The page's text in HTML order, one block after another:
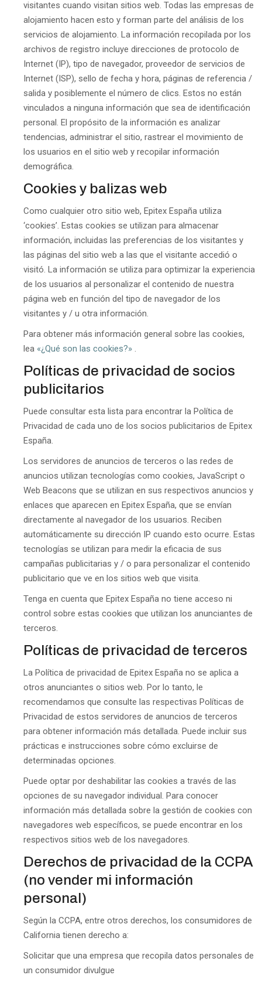
visitantes cuando visitan sitios web. Todas las empresas de
alojamiento hacen esto y forman parte del análisis de los
servicios de alojamiento. La información recopilada por los
archivos de registro incluye direcciones de protocolo de
Internet (IP), tipo de navegador, proveedor de servicios de
Internet (ISP), sello de fecha y hora, páginas de referencia /
salida y posiblemente el número de clics. Estos no están
vinculados a ninguna información que sea de identificación
personal. El propósito de la información es analizar
tendencias, administrar el sitio, rastrear el movimiento de
los usuarios en el sitio web y recopilar información
demográfica.
Cookies y balizas web
Como cualquier otro sitio web, Epitex España utiliza
‘cookies’. Estas cookies se utilizan para almacenar
información, incluidas las preferencias de los visitantes y
las páginas del sitio web a las que el visitante accedió o
visitó. La información se utiliza para optimizar la experiencia
de los usuarios al personalizar el contenido de nuestra
página web en función del tipo de navegador de los
visitantes y / u otra información.
Para obtener más información general sobre las cookies,
lea «¿Qué son las cookies?» .
Políticas de privacidad de socios
publicitarios
Puede consultar esta lista para encontrar la Política de
Privacidad de cada uno de los socios publicitarios de Epitex
España.
Los servidores de anuncios de terceros o las redes de
anuncios utilizan tecnologías como cookies, JavaScript o
Web Beacons que se utilizan en sus respectivos anuncios y
enlaces que aparecen en Epitex España, que se envían
directamente al navegador de los usuarios. Reciben
automáticamente su dirección IP cuando esto ocurre. Estas
tecnologías se utilizan para medir la eficacia de sus
campañas publicitarias y / o para personalizar el contenido
publicitario que ve en los sitios web que visita.
Tenga en cuenta que Epitex España no tiene acceso ni
control sobre estas cookies que utilizan los anunciantes de
terceros.
Políticas de privacidad de terceros
La Política de privacidad de Epitex España no se aplica a
otros anunciantes o sitios web. Por lo tanto, le
recomendamos que consulte las respectivas Políticas de
Privacidad de estos servidores de anuncios de terceros
para obtener información más detallada. Puede incluir sus
prácticas e instrucciones sobre cómo excluirse de
determinadas opciones.
Puede optar por deshabilitar las cookies a través de las
opciones de su navegador individual. Para conocer
información más detallada sobre la gestión de cookies con
navegadores web específicos, se puede encontrar en los
respectivos sitios web de los navegadores.
Derechos de privacidad de la CCPA
(no vender mi información
personal)
Según la CCPA, entre otros derechos, los consumidores de
California tienen derecho a:
Solicitar que una empresa que recopila datos personales de
un consumidor divulgue